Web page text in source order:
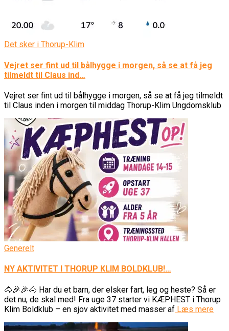
Det sker i Thorup-Klim
Vejret ser fint ud til bålhygge i morgen, så se at få jeg
tilmeldt til Claus ind…
Vejret ser fint ud til bålhygge i morgen, så se at få jeg tilmeldt
til Claus inden i morgen til middag Thorup-Klim Ungdomsklub
Generelt
NY AKTIVITET I THORUP KLIM BOLDKLUB!…
🐴🎉🎉🐴 Har du et barn, der elsker fart, leg og heste? Så er
det nu, de skal med! Fra uge 37 starter vi KÆPHEST i Thorup
Klim Boldklub – en sjov aktivitet med masser af Læs mere